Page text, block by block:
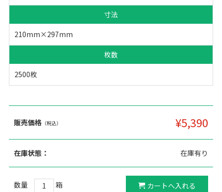
寸法
210mm×297mm
枚数
2500枚
販売価格（税込） ¥5,390
在庫状態： 在庫有り
数量 箱